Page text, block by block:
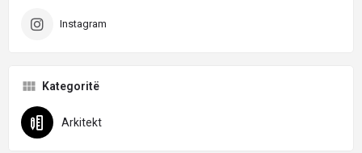
Instagram
Kategoritë
Arkitekt